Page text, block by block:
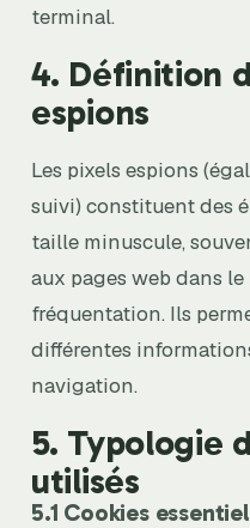
terminal.
4. Définition
espions
Les pixels espions
suivi) constituent des
taille minuscule,
aux pages web dans le
fréquentation. Ils
différentes
navigation.
5. Typologie
utilisés
5.1 Cookies